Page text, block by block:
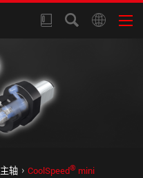
轴 CoolSpeed® mini